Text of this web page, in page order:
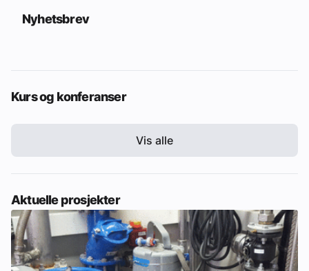
Nyhetsbrev
Kurs og konferanser
Vis alle
Aktuelle prosjekter